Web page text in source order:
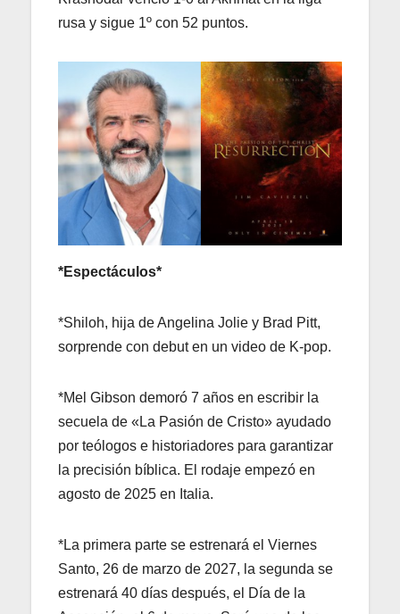
rusa y sigue 1º con 52 puntos.
*Espectáculos*
*Shiloh, hija de Angelina Jolie y Brad Pitt,
sorprende con debut en un video de K-pop.
*Mel Gibson demoró 7 años en escribir la
secuela de «La Pasión de Cristo» ayudado
por teólogos e historiadores para garantizar
la precisión bíblica. El rodaje empezó en
agosto de 2025 en Italia.
*La primera parte se estrenará el Viernes
Santo, 26 de marzo de 2027, la segunda se
estrenará 40 días después, el Día de la